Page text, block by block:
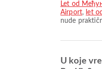
let od
Airport, let
nude
U koje